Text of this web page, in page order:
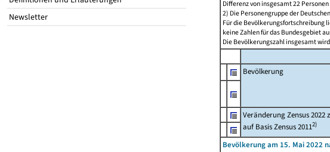
Newsletter
Differenz von insgesamt 22
2) Die Personengruppe der
Für die Bevölkerungsfortschreibung
keine Zahlen für das Bundesgebiet
Die Bevölkerungszahl insgesamt
Bevölkerung
Veränderung Zensus
auf Basis Zensus 20112)
Bevölkerung am 15. Mai 2022